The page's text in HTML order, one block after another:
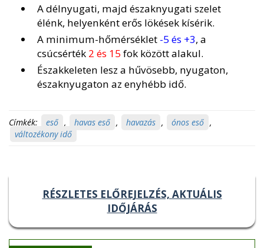
A délnyugati, majd északnyugati szelet
élénk, helyenként erős lökések kísérik.
A minimum-hőmérséklet -5 és +3, a
csúcsérték 2 és 15 fok között alakul.
Északkeleten lesz a hűvösebb, nyugaton,
északnyugaton az enyhébb idő.
Címkék: eső , havas eső , havazás , ónos eső ,
változékony idő
RÉSZLETES ELŐREJELZÉS, AKTUÁLIS
IDŐJÁRÁS